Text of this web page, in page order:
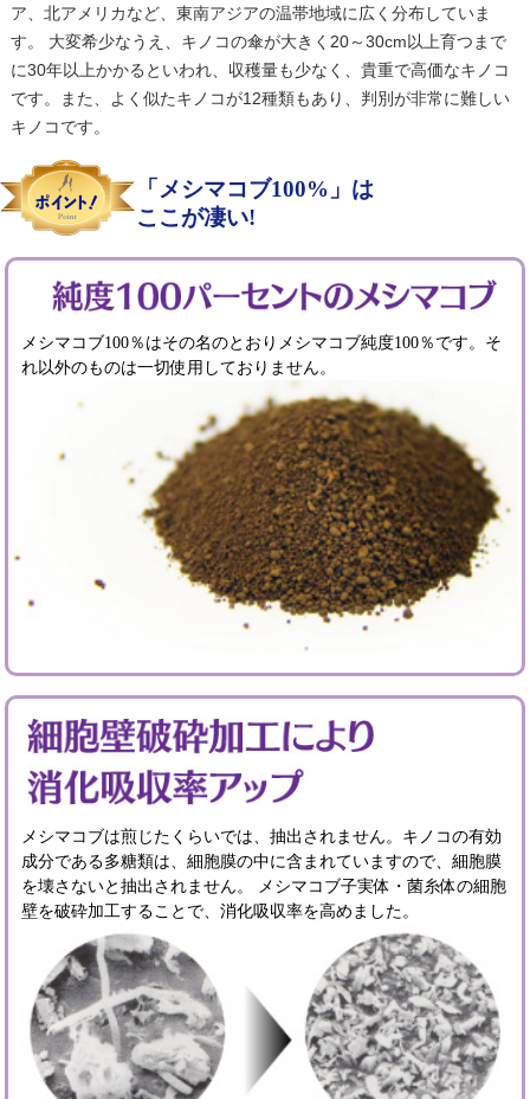
ア、北アメリカなど、東南アジアの温帯地域に広く分布していま
す。 大変希少なうえ、キノコの傘が大きく20～30cm以上育つまで
に30年以上かかるといわれ、収穫量も少なく、貴重で高価なキノコ
です。また、よく似たキノコが12種類もあり、判別が非常に難しい
キノコです。
「メシマコブ100%」は
ここが凄い!
メシマコブ100％はその名のとおりメシマコブ純度100％です。そ
れ以外のものは一切使用しておりません。
メシマコブは煎じたくらいでは、抽出されません。キノコの有効
成分である多糖類は、細胞膜の中に含まれていますので、細胞膜
を壊さないと抽出されません。 メシマコブ子実体・菌糸体の細胞
壁を破砕加工することで、消化吸収率を高めました。